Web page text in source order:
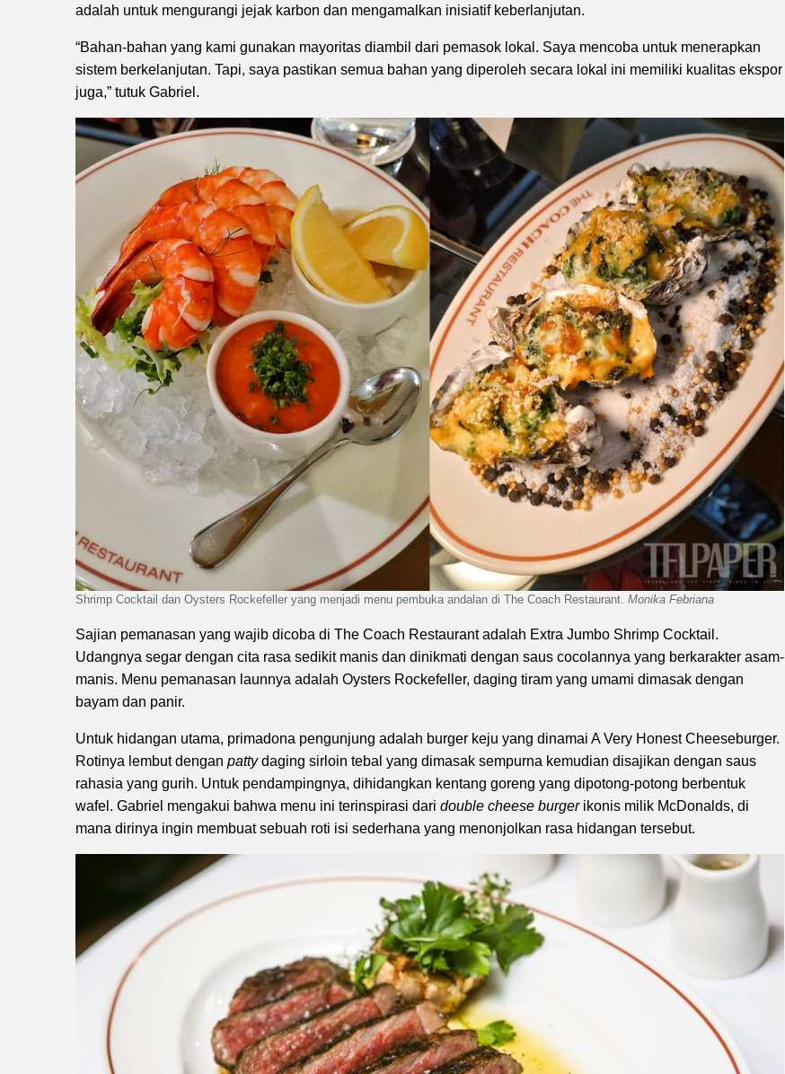
adalah untuk mengurangi jejak karbon dan mengamalkan inisiatif keberlanjutan.
“Bahan-bahan yang kami gunakan mayoritas diambil dari pemasok lokal. Saya mencoba untuk menerapkan
sistem berkelanjutan. Tapi, saya pastikan semua bahan yang diperoleh secara lokal ini memiliki kualitas ekspor
juga,” tutuk Gabriel.
Shrimp Cocktail dan Oysters Rockefeller yang menjadi menu pembuka andalan di The Coach Restaurant. Monika Febriana
Sajian pemanasan yang wajib dicoba di The Coach Restaurant adalah Extra Jumbo Shrimp Cocktail.
Udangnya segar dengan cita rasa sedikit manis dan dinikmati dengan saus cocolannya yang berkarakter asam-
manis. Menu pemanasan launnya adalah Oysters Rockefeller, daging tiram yang umami dimasak dengan
bayam dan panir.
Untuk hidangan utama, primadona pengunjung adalah burger keju yang dinamai A Very Honest Cheeseburger.
Rotinya lembut dengan pattydaging sirloin tebal yang dimasak sempurna kemudian disajikan dengan saus
rahasia yang gurih. Untuk pendampingnya, dihidangkan kentang goreng yang dipotong-potong berbentuk
wafel. Gabriel mengakui bahwa menu ini terinspirasi dari double cheese burgerikonis milik McDonalds, di
mana dirinya ingin membuat sebuah roti isi sederhana yang menonjolkan rasa hidangan tersebut.